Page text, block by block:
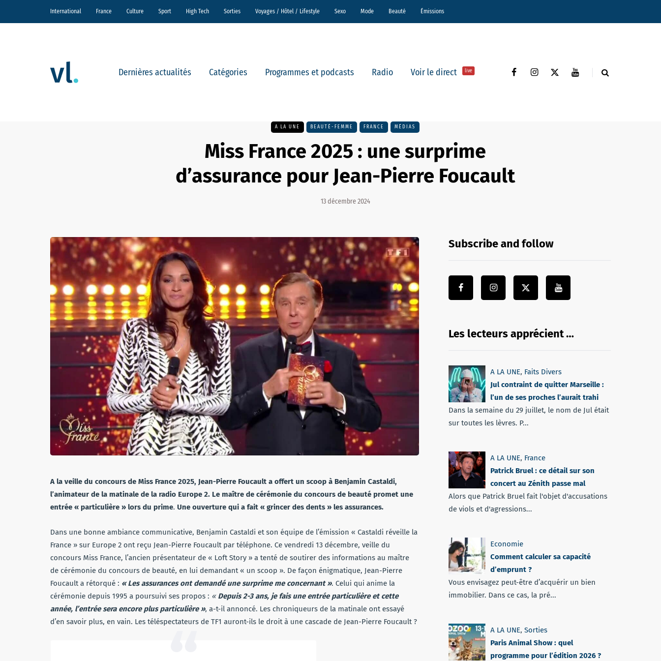
International France Culture Sport High Tech Sorties Voyages / Hôtel / Lifestyle Sexo Mode Beauté Émissions
Dernières actualités Catégories Programmes et podcasts Radio Voir le direct live
A LA UNE BEAUTÉ-FEMME FRANCE MÉDIAS
Miss France 2025 : une surprime
d’assurance pour Jean-Pierre Foucault
13 décembre 2024
A la veille du concours de Miss France 2025, Jean-Pierre Foucault a offert un scoop à Benjamin Castaldi,
l’animateur de la matinale de la radio Europe 2. Le maître de cérémonie du concours de beauté promet une
entrée « particulière » lors du prime. Une ouverture qui a fait « grincer des dents » les assurances.
Dans une bonne ambiance communicative, Benjamin Castaldi et son équipe de l’émission « Castaldi réveille la
France » sur Europe 2 ont reçu Jean-Pierre Foucault par téléphone. Ce vendredi 13 décembre, veille du
concours Miss France, l’ancien présentateur de « Loft Story » a tenté de soutirer des informations au maître
de cérémonie du concours de beauté, en lui demandant « un scoop ». De façon énigmatique, Jean-Pierre
Foucault a rétorqué : « Les assurances ont demandé une surprime me concernant ». Celui qui anime la
cérémonie depuis 1995 a poursuivi ses propos : « Depuis 2-3 ans, je fais une entrée particulière et cette
année, l’entrée sera encore plus particulière », a-t-il annoncé. Les chroniqueurs de la matinale ont essayé
d’en savoir plus, en vain. Les téléspectateurs de TF1 auront-ils le droit à une cascade de Jean-Pierre Foucault ?
Subscribe and follow
Les lecteurs apprécient …
A LA UNE, Faits Divers
Jul contraint de quitter Marseille :
l’un de ses proches l’aurait trahi
Dans la semaine du 29 juillet, le nom de Jul était
sur toutes les lèvres. P...
A LA UNE, France
Patrick Bruel : ce détail sur son
concert au Zénith passe mal
Alors que Patrick Bruel fait l'objet d'accusations
de viols et d'agressions...
Economie
Comment calculer sa capacité
d’emprunt ?
Vous envisagez peut-être d’acquérir un bien
immobilier. Dans ce cas, la pré...
A LA UNE, Sorties
Paris Animal Show : quel
programme pour l’édition 2026 ?